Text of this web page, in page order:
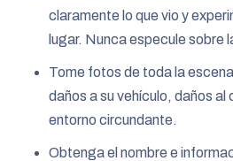
claramente lo que vio y
lugar. Nunca especule sobre
Tome fotos de toda la
daños a su vehículo, daños al
entorno circundante.
Obtenga el nombre e